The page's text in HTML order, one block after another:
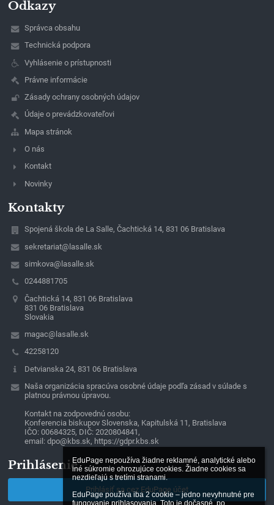
EduPage nepoužíva žiadne reklamné, analytické alebo
iné súkromie ohrozujúce cookies. Žiadne cookies sa
nezdieľajú s tretími stranami.
EduPage používa iba 2 cookie – jedno nevyhnutné pre
fungovanie prihlasovania. Toto je dočasné, po
Odkazy
Správca obsahu
Technická podpora
Vyhlásenie o prístupnosti
Právne informácie
Zásady ochrany osobných údajov
Údaje o prevádzkovateľovi
Mapa stránok
O nás
Kontakt
Novinky
Kontakty
Spojená škola de La Salle, Čachtická 14, 831 06 Bratislava
sekretariat@lasalle.sk
simkova@lasalle.sk
0244881705
Čachtická 14, 831 06 Bratislava
831 06 Bratislava
Slovakia
magac@lasalle.sk
42258120
Detvianska 24, 831 06 Bratislava
Naša organizácia spracúva osobné údaje podľa zásad v súlade s
platnou právnou úpravou.
Kontakt na zodpovednú osobu:
Konferencia biskupov Slovenska, Kapitulská 11, Bratislava
IČO: 00684325, DIČ: 2020804841,
email: dpo@kbs.sk, https://gdpr.kbs.sk
Prihlásenie
Prihlásiť sa cez EduPage účet